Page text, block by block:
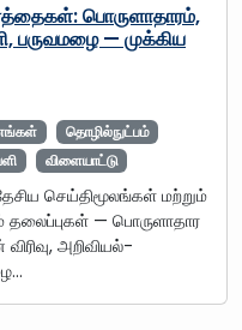
பொருளாதாரம்,
பருவமழை — முக்கிய
தொழில்நுட்பம்
விளையாட்டு
செய்திமூலங்கள் மற்றும்
தலைப்புகள் — பொருளாதார
அறிவியல்-